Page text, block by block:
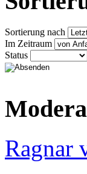
Sortierung nach
Im Zeitraum
Status
Ragnar